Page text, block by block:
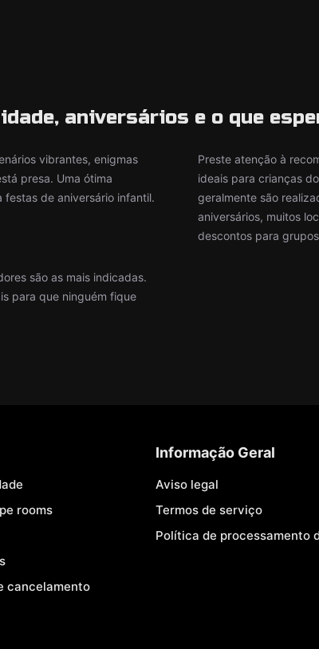
aniversários e o que
vibrantes, enigmas
presa. Uma ótima
de aniversário infantil.
Preste atenção à
ideais para crianças
geralmente são
aniversários, muitos
descontos para
são as mais indicadas.
para que ninguém fique
rooms
cancelamento
Informação Geral
Aviso legal
Termos de serviço
Política de processamento